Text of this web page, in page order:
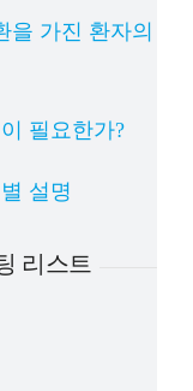
을 가진 환자의
필요한가?
설명
리스트